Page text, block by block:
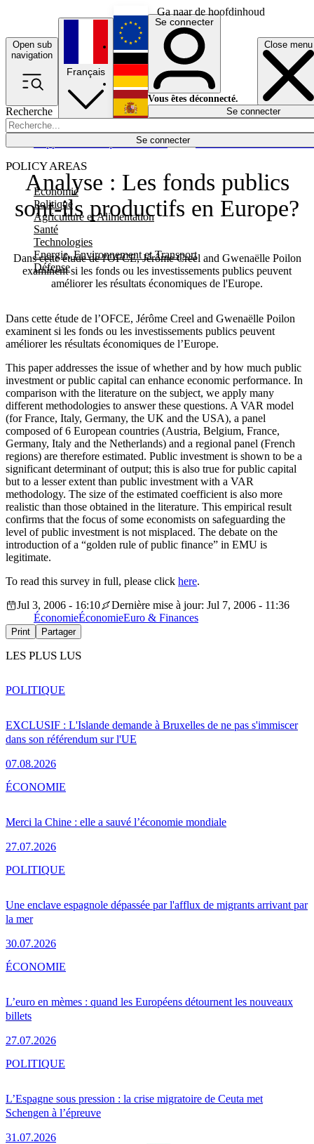
Ga naar de hoofdinhoud
Open sub
navigation
Close menu
Recherche
Se connecter
POLICY AREAS
Economie
Politique
Agriculture et Alimentation
Santé
Technologies
Energie, Environnement et Transport
Défense
Économie
Français
English
Deutsch
Español
Se connecter
Vous êtes déconnecté.
Se connecter
Analyse : Les fonds publics
sont-ils productifs en Europe?
Dans cette étude de l'OFCE, Jérôme Creel and Gwenaëlle Poilon
examinent si les fonds ou les investissements publics peuvent
améliorer les résultats économiques de l'Europe.
Dans cette étude de l’OFCE, Jérôme Creel and Gwenaëlle Poilon
examinent si les fonds ou les investissements publics peuvent
améliorer les résultats économiques de l’Europe.
This paper addresses the issue of whether and by how much public
investment or public capital can enhance economic performance. In
comparison with the literature on the subject, we apply many
different methodologies to answer these questions. A VAR model
(for France, Italy, Germany, the UK and the USA), a panel
composed of 6 European countries (Austria, Belgium, France,
Germany, Italy and the Netherlands) and a regional panel (French
regions) are therefore estimated. Public investment is shown to be a
significant determinant of output; this is also true for public capital
but to a lesser extent than public investment with a VAR
methodology. The size of the estimated coefficient is also more
realistic than those obtained in the literature. This empirical result
confirms that the focus of some economists on safeguarding the
level of public investment is not misplaced. The debate on the
introduction of a “golden rule of public finance” in EMU is
legitimate.
To read this survey in full, please click here.
Jul 3, 2006 - 16:10
Dernière mise à jour: Jul 7, 2006 - 11:36
ÉconomieÉconomieEuro & Finances
Print Partager
LES PLUS LUS
EXCLUSIF : L'Islande demande à Bruxelles de ne pas s'immiscer
dans son référendum sur l'UE
07.08.2026
POLITIQUE
Merci la Chine : elle a sauvé l’économie mondiale
27.07.2026
ÉCONOMIE
Une enclave espagnole dépassée par l'afflux de migrants arrivant par
la mer
30.07.2026
POLITIQUE
L’euro en mèmes : quand les Européens détournent les nouveaux
billets
27.07.2026
ÉCONOMIE
L’Espagne sous pression : la crise migratoire de Ceuta met
Schengen à l’épreuve
31.07.2026
POLITIQUE